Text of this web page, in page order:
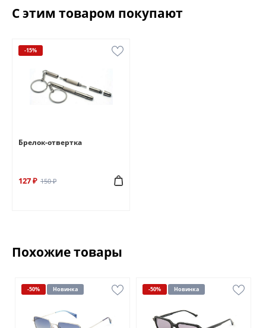
С этим товаром покупают
-15%
Брелок-отвертка
127 ₽ 150 ₽
Похожие товары
-50% Новинка -50% Новинка